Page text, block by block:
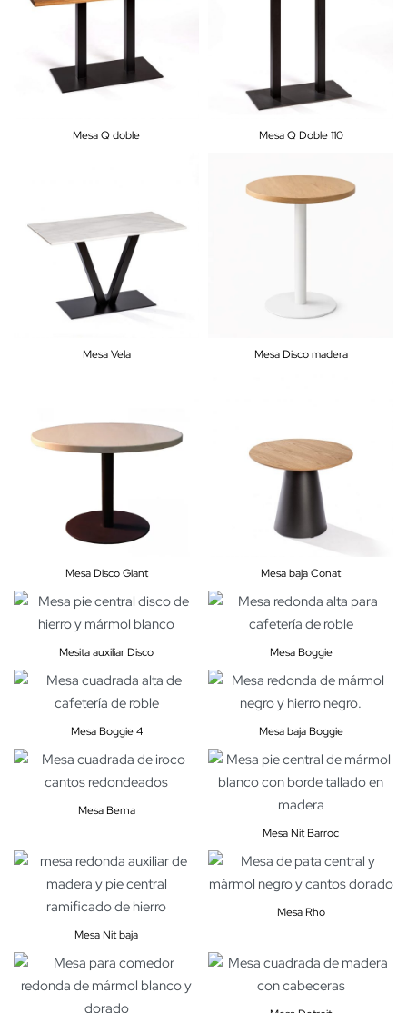
Mesa Q doble Mesa Q Doble 110
Mesa Vela Mesa Disco madera
Mesa Disco Giant Mesa baja Conat
Mesita auxiliar Disco Mesa Boggie
Mesa Boggie 4 Mesa baja Boggie
Mesa Berna
Mesa Nit Barroc
Mesa Nit baja
Mesa Rho